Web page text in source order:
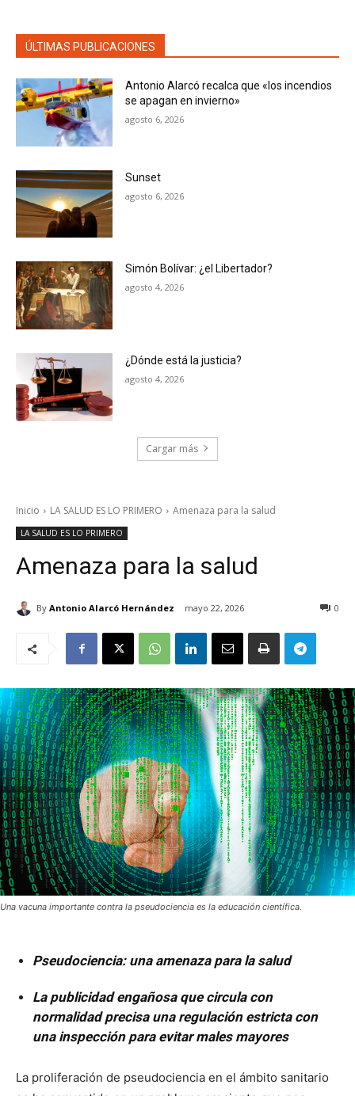
ÚLTIMAS PUBLICACIONES
Antonio Alarcó recalca que «los incendios
se apagan en invierno»
agosto 6, 2026
Sunset
agosto 6, 2026
Simón Bolívar: ¿el Libertador?
agosto 4, 2026
¿Dónde está la justicia?
agosto 4, 2026
Cargar más